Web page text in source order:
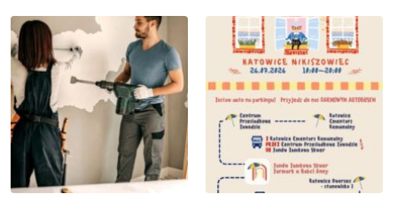
– nabór dla
przedsiębiorców
Podlesiu